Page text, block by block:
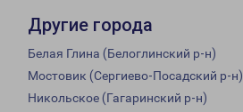
Другие города
Белая Глина (Белоглинский р-н)
Мостовик (Сергиево-Посадский р-н)
Никольское (Гагаринский р-н)